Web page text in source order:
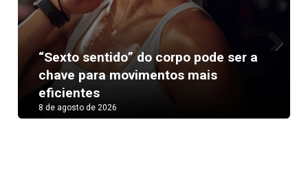
“Sexto sentido” do corpo pode ser a
chave para movimentos mais
eficientes
8 de agosto de 2026